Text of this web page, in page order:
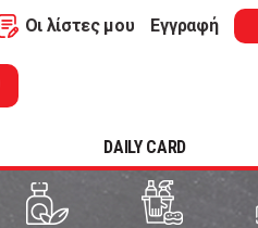
Οι λίστες μου Εγγραφή
DAILY CARD